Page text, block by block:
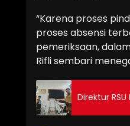
“Karena proses
proses absensi
pemeriksaan,
Rifli sembari
Direktur